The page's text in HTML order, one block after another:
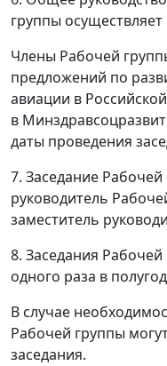
группы
Члены Рабочей
предложений по
авиации в
в
даты проведения
7. Заседание
руководитель
заместитель
8. Заседания
одного раза в
В случае
Рабочей группы
заседания.